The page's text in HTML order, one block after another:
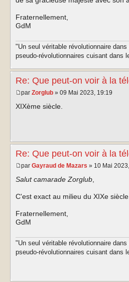
Fraternellement,
GdM
"Un seul véritable révolutionnaire
pseudo-révolutionnaires cuisant dans
Re: Que peut-on voir à la
par Zorglub » 09 Mai 2023, 19:19
XIXème siècle.
Re: Que peut-on voir à la
par Gayraud de Mazars » 10 Mai
Salut camarade Zorglub
C'est exact au milieu du XIXe
Fraternellement,
GdM
"Un seul véritable révolutionnaire
pseudo-révolutionnaires cuisant dans